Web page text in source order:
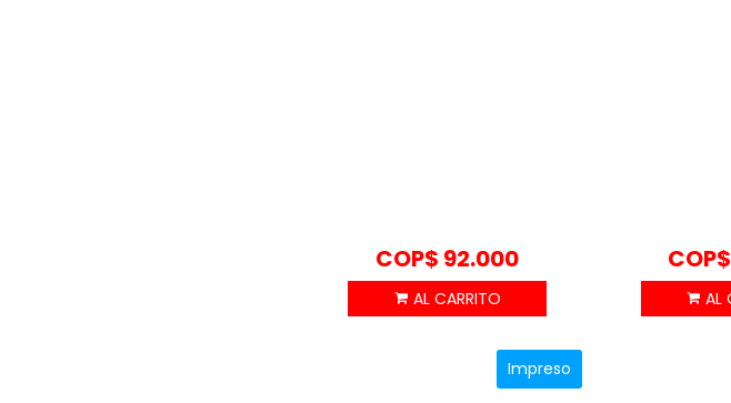
COP$ 92.000 COP$
Impreso